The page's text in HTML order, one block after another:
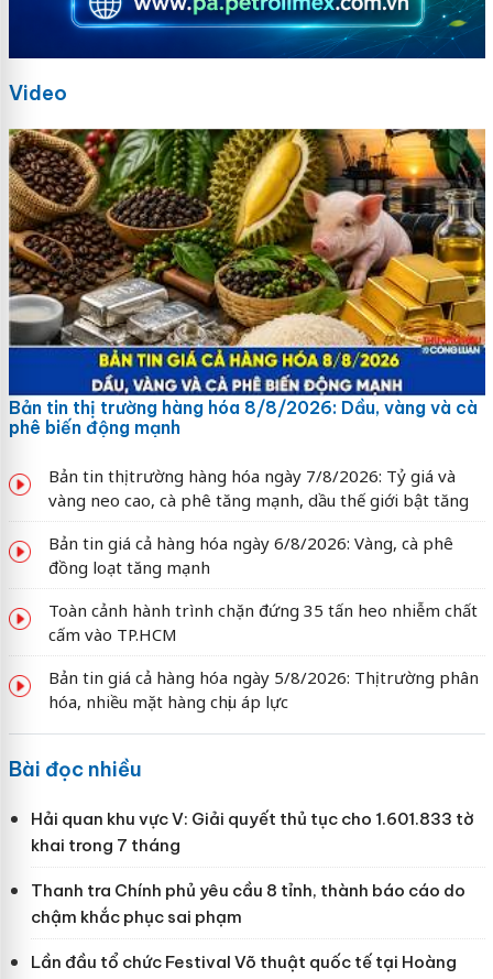
Video
Bản tin thị trường hàng hóa 8/8/2026: Dầu, vàng và cà
phê biến động mạnh
Bản tin thị trường hàng hóa ngày 7/8/2026: Tỷ giá và
vàng neo cao, cà phê tăng mạnh, dầu thế giới bật tăng
Bản tin giá cả hàng hóa ngày 6/8/2026: Vàng, cà phê
đồng loạt tăng mạnh
Toàn cảnh hành trình chặn đứng 35 tấn heo nhiễm chất
cấm vào TP.HCM
Bản tin giá cả hàng hóa ngày 5/8/2026: Thị trường phân
hóa, nhiều mặt hàng chịu áp lực
Bài đọc nhiều
Hải quan khu vực V: Giải quyết thủ tục cho 1.601.833 tờ
khai trong 7 tháng
Thanh tra Chính phủ yêu cầu 8 tỉnh, thành báo cáo do
chậm khắc phục sai phạm
Lần đầu tổ chức Festival Võ thuật quốc tế tại Hoàng